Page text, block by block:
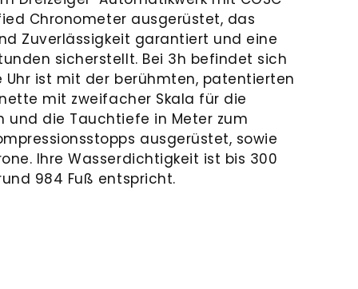
Chronometer ausgerüstet, das
Zuverlässigkeit garantiert und eine
sicherstellt. Bei 3h befindet sich
Uhr ist mit der berühmten, patentierten
mit zweifacher Skala für die
und die Tauchtiefe in Meter zum
ausgerüstet, sowie
Ihre Wasserdichtigkeit ist bis 300
984 Fuß entspricht.